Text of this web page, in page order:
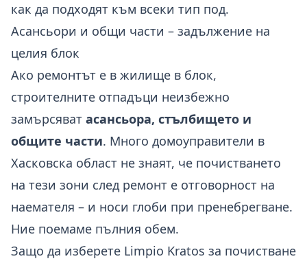
как да подходят към всеки тип под.
Асансьори и общи части – задължение на
целия блок
Ако ремонтът е в жилище в блок,
строителните отпадъци неизбежно
замърсяват асансьора, стълбището и
общите части. Много домоуправители в
Хасковска област не знаят, че почистването
на тези зони след ремонт е отговорност на
наемателя – и носи глоби при пренебрегване.
Ние поемаме пълния обем.
Защо да изберете Limpio Kratos за почистване